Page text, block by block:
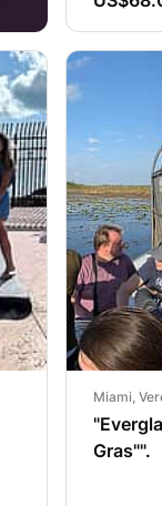
Miami,
Gras"".